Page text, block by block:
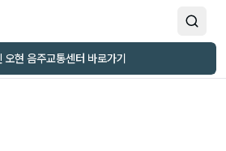
오현 음주교통센터 바로가기